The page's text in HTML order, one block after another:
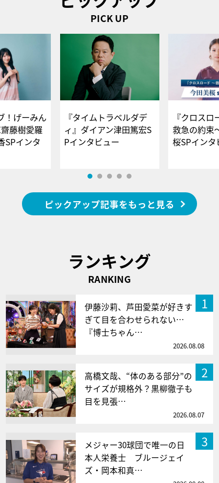
PICK UP
！げーみん
藤樹愛羅
SPインタ
『タイムトラベルダデ
ィ』ダイアン津田篤宏S
Pインタビュー
『クロス
救急の約束
桜SPイ
ピックアップ記事をもっと見る
ランキング
RANKING
1
伊藤沙莉、芦田愛菜が好きす
ぎて目を合わせられない…
『博士ちゃん…
2026.08.08
2
高橋文哉、“体のある部分”の
サイズが規格外？黒柳徹子も
目を見張…
2026.08.07
3
メジャー30球団で唯一の日
本人栄養士 ブルージェイ
ズ・岡本和真…